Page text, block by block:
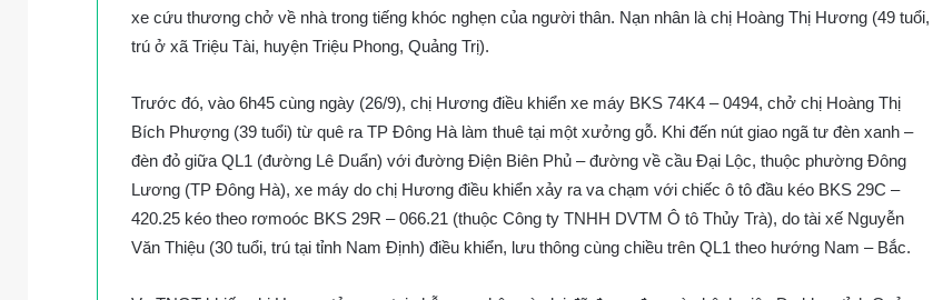
xe cứu thương chở về nhà trong tiếng khóc nghẹn của người thân. Nạn nhân là chị Hoàng Thị Hương (49 tuổi,
trú ở xã Triệu Tài, huyện Triệu Phong, Quảng Trị).
Trước đó, vào 6h45 cùng ngày (26/9), chị Hương điều khiển xe máy BKS 74K4 – 0494, chở chị Hoàng Thị
Bích Phượng (39 tuổi) từ quê ra TP Đông Hà làm thuê tại một xưởng gỗ. Khi đến nút giao ngã tư đèn xanh –
đèn đỏ giữa QL1 (đường Lê Duẩn) với đường Điện Biên Phủ – đường về cầu Đại Lộc, thuộc phường Đông
Lương (TP Đông Hà), xe máy do chị Hương điều khiển xảy ra va chạm với chiếc ô tô đầu kéo BKS 29C –
420.25 kéo theo rơmoóc BKS 29R – 066.21 (thuộc Công ty TNHH DVTM Ô tô Thủy Trà), do tài xế Nguyễn
Văn Thiệu (30 tuổi, trú tại tỉnh Nam Định) điều khiển, lưu thông cùng chiều trên QL1 theo hướng Nam – Bắc.